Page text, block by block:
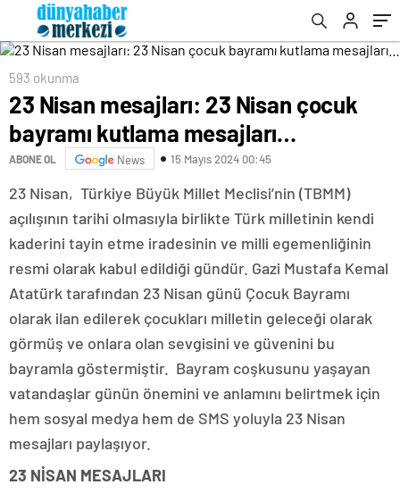
593 okunma
23 Nisan mesajları: 23 Nisan çocuk
bayramı kutlama mesajları…
ABONE OL News 15 Mayıs 2024 00:45
23 Nisan, Türkiye Büyük Millet Meclisi’nin (TBMM)
açılışının tarihi olmasıyla birlikte Türk milletinin kendi
kaderini tayin etme iradesinin ve milli egemenliğinin
resmi olarak kabul edildiği gündür. Gazi Mustafa Kemal
Atatürk tarafından 23 Nisan günü Çocuk Bayramı
olarak ilan edilerek çocukları milletin geleceği olarak
görmüş ve onlara olan sevgisini ve güvenini bu
bayramla göstermiştir. Bayram coşkusunu yaşayan
vatandaşlar günün önemini ve anlamını belirtmek için
hem sosyal medya hem de SMS yoluyla 23 Nisan
mesajları paylaşıyor.
23 NİSAN MESAJLARI